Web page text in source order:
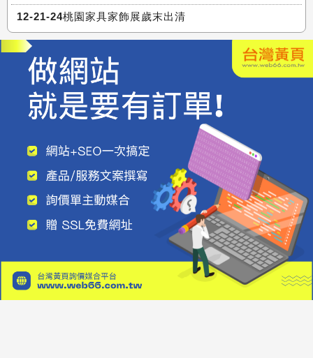
12-21-24桃園家具家飾展歲末出清